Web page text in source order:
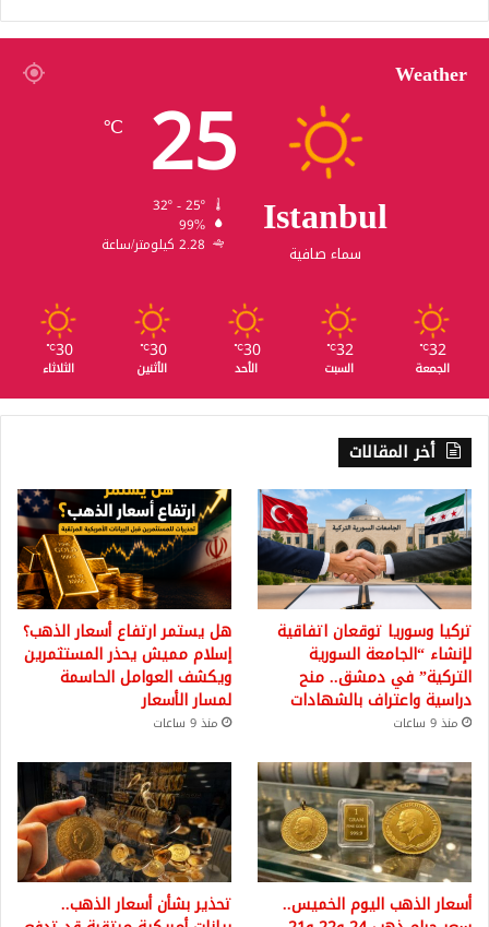
Weather
Istanbul
سماء صافية
25
℃
99%
2.28 كيلومتر/ساعة
32
℃
الجمعة
32
℃
السبت
30
℃
الأحد
30
℃
الأثنين
30
℃
الثلاثاء
أخر المقالات
تركيا وسوريا توقعان اتفاقية
لإنشاء “الجامعة السورية
التركية” في دمشق.. منح
دراسية واعتراف بالشهادات
منذ 9 ساعات
هل يستمر ارتفاع أسعار الذهب؟
إسلام مميش يحذر المستثمرين
ويكشف العوامل الحاسمة
لمسار الأسعار
منذ 9 ساعات
أسعار الذهب اليوم الخميس.. تحذير بشأن أسعار الذهب..